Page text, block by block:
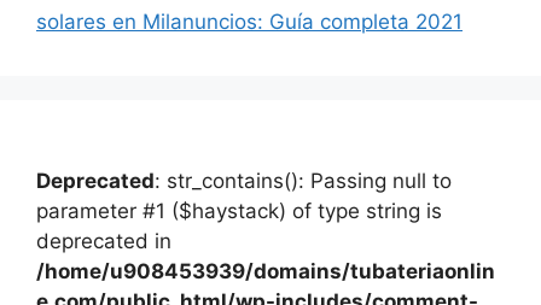
solares en Milanuncios: Guía completa 2021
Deprecated: str_contains(): Passing null to
parameter #1 ($haystack) of type string is
deprecated in
/home/u908453939/domains/tubateriaonlin